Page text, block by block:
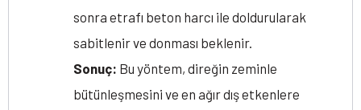
sonra etrafı beton harcı ile doldurularak
sabitlenir ve donması beklenir.
Sonuç: Bu yöntem, direğin zeminle
bütünleşmesini ve en ağır dış etkenlere